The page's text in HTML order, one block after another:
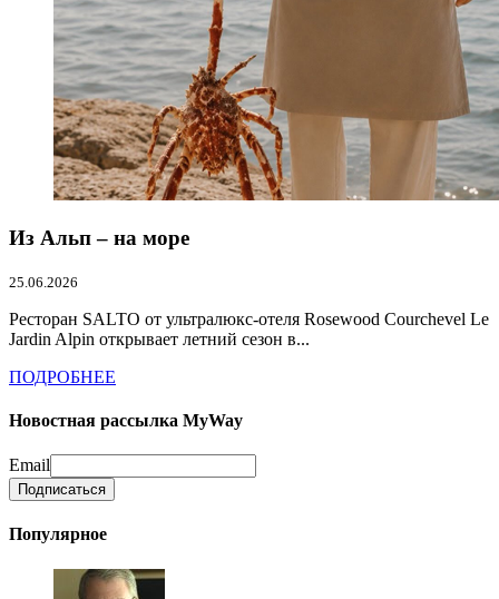
Из Альп – на море
25.06.2026
Ресторан SALTO от ультралюкс-отеля Rosewood Courchevel Le
Jardin Alpin открывает летний сезон в...
ПОДРОБНЕЕ
Новостная рассылка MyWay
Email
Популярное